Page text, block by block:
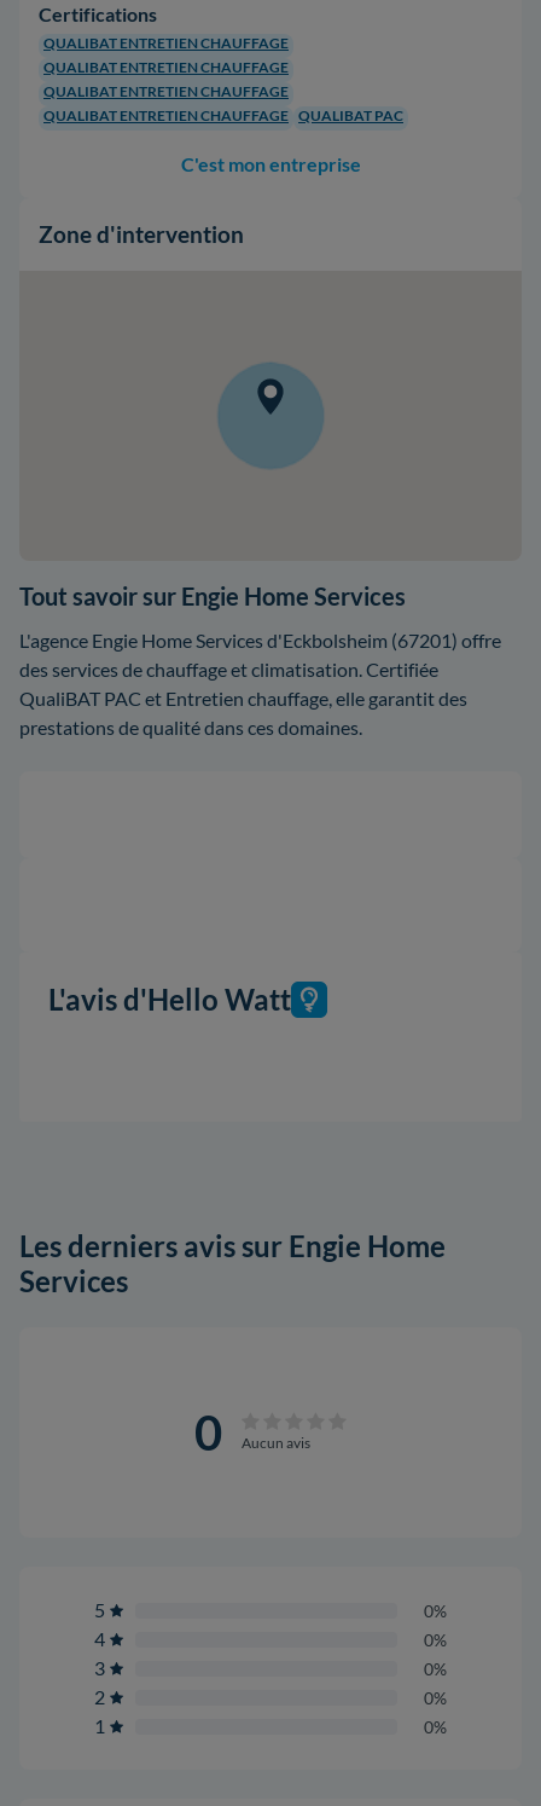
Certifications
QUALIBAT ENTRETIEN CHAUFFAGE
QUALIBAT ENTRETIEN CHAUFFAGE
QUALIBAT ENTRETIEN CHAUFFAGE
QUALIBAT ENTRETIEN CHAUFFAGE QUALIBAT PAC
C'est mon entreprise
Zone d'intervention
Tout savoir sur Engie Home Services
L'agence Engie Home Services d'Eckbolsheim (67201) offre
des services de chauffage et climatisation. Certifiée
QualiBAT PAC et Entretien chauffage, elle garantit des
prestations de qualité dans ces domaines.
L'avis d'Hello Watt
Les derniers avis sur Engie Home
Services
0 Aucun avis
5 0%
4 0%
3 0%
2 0%
1 0%